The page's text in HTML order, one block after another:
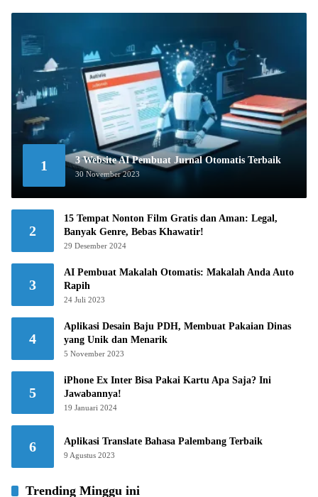
1 3 Website AI Pembuat Jurnal Otomatis Terbaik
30 November 2023
2
15 Tempat Nonton Film Gratis dan Aman: Legal,
Banyak Genre, Bebas Khawatir!
29 Desember 2024
3
AI Pembuat Makalah Otomatis: Makalah Anda Auto
Rapih
24 Juli 2023
4
Aplikasi Desain Baju PDH, Membuat Pakaian Dinas
yang Unik dan Menarik
5 November 2023
5
iPhone Ex Inter Bisa Pakai Kartu Apa Saja? Ini
Jawabannya!
19 Januari 2024
6 Aplikasi Translate Bahasa Palembang Terbaik
9 Agustus 2023
Trending Minggu ini